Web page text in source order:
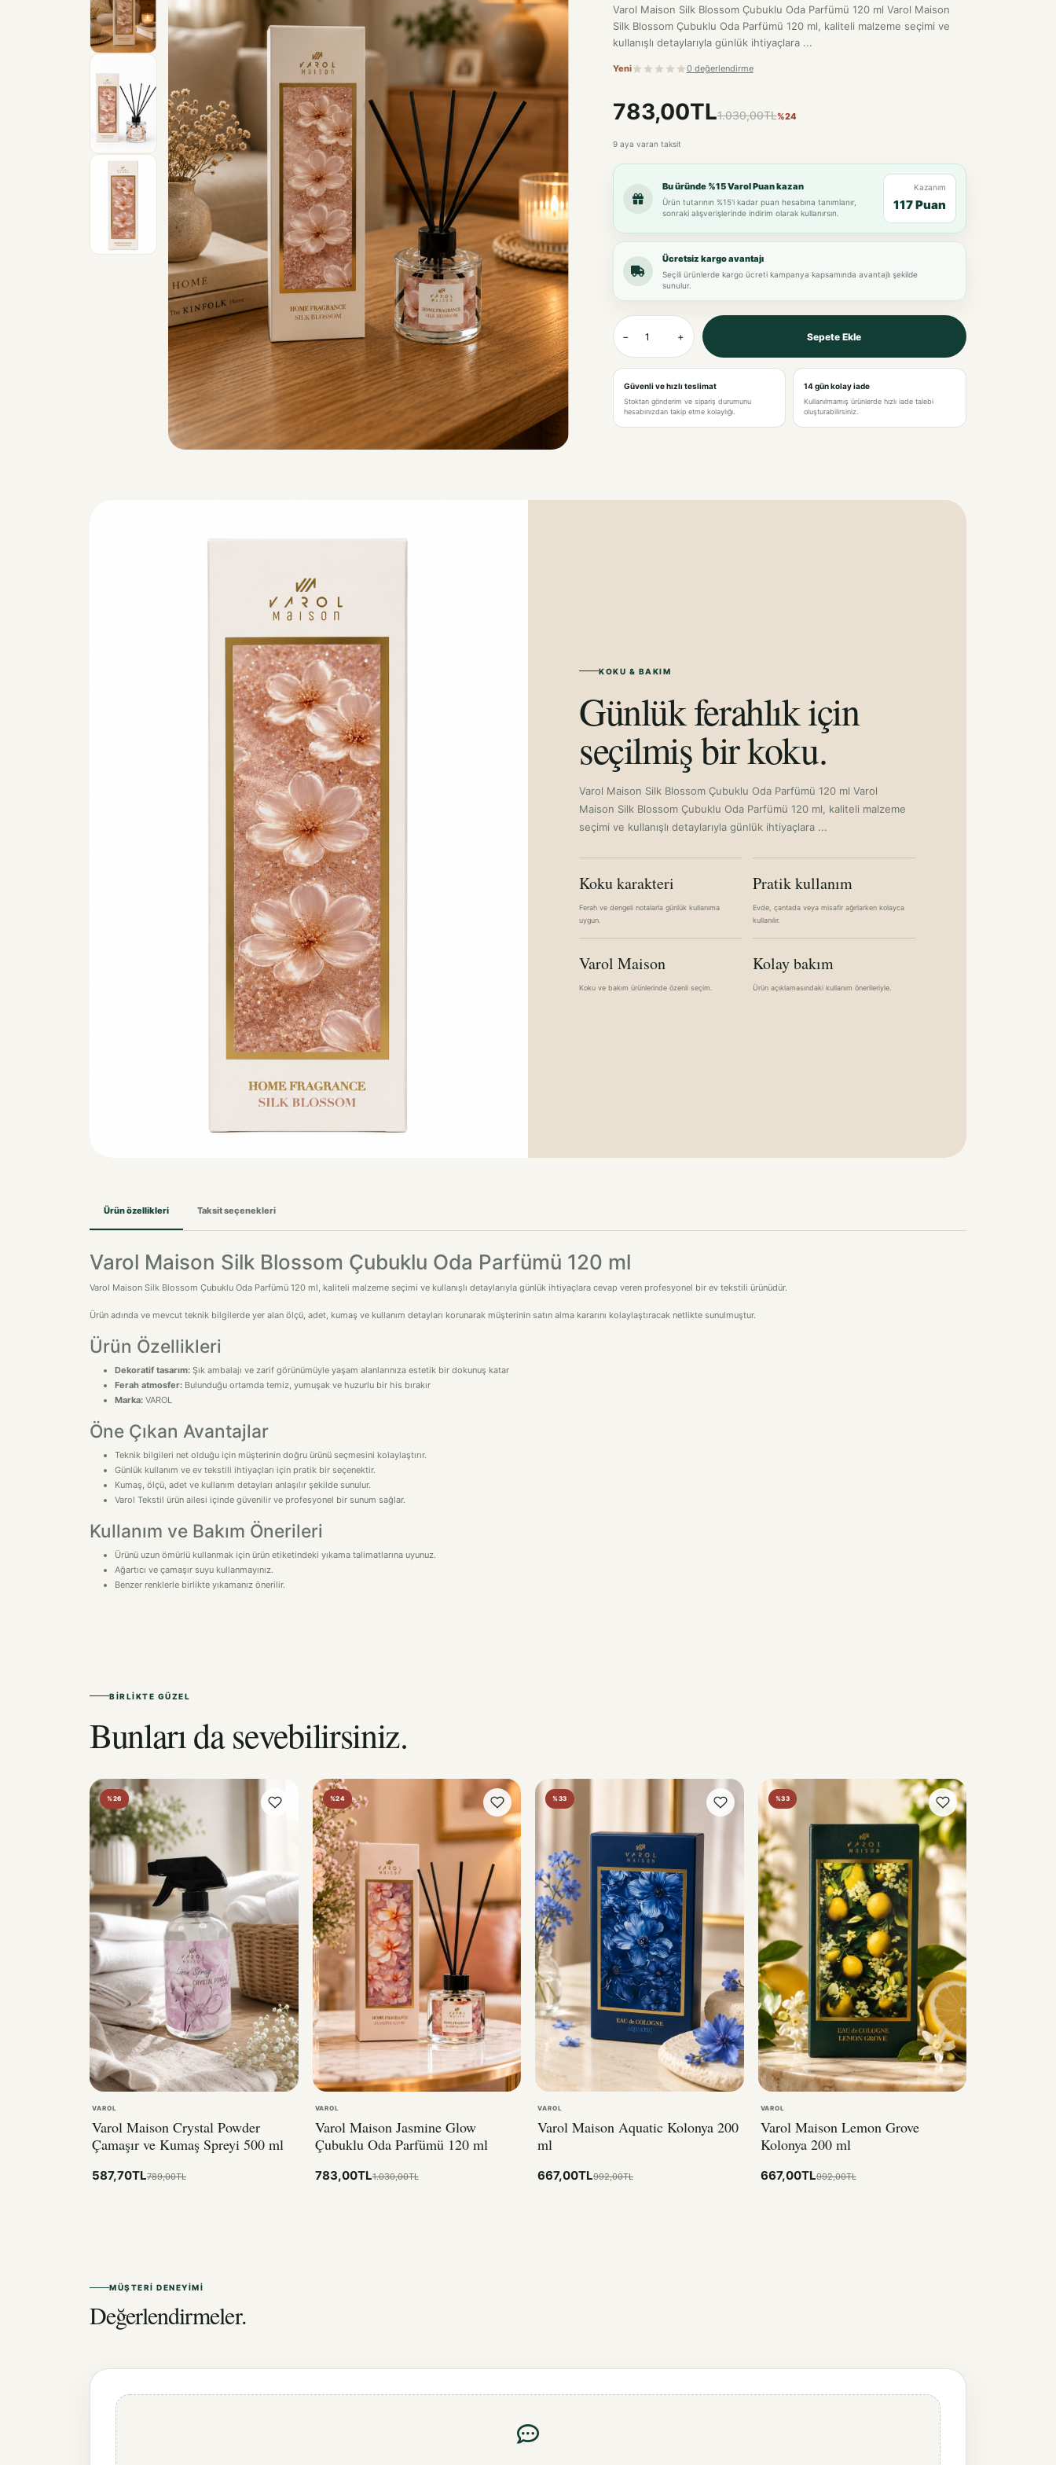
Varol Maison Silk Blossom Çubuklu Oda Parfümü 120 ml Varol Maison
Silk Blossom Çubuklu Oda Parfümü 120 ml, kaliteli malzeme seçimi ve
kullanışlı detaylarıyla günlük ihtiyaçlara ...
Yeni 0 değerlendirme
783,00TL1.030,00TL%24
9 aya varan taksit
Bu üründe %15 Varol Puan kazan
Ürün tutarının %15'i kadar puan hesabına tanımlanır,
sonraki alışverişlerinde indirim olarak kullanırsın.
Kazanım
117 Puan
Ücretsiz kargo avantajı
Seçili ürünlerde kargo ücreti kampanya kapsamında avantajlı şekilde
sunulur.
− + Sepete Ekle
Güvenli ve hızlı teslimat
Stoktan gönderim ve sipariş durumunu
hesabınızdan takip etme kolaylığı.
14 gün kolay iade
Kullanılmamış ürünlerde hızlı iade talebi
oluşturabilirsiniz.
KOKU & BAKIM
Günlük ferahlık için
seçilmiş bir koku.
Varol Maison Silk Blossom Çubuklu Oda Parfümü 120 ml Varol
Maison Silk Blossom Çubuklu Oda Parfümü 120 ml, kaliteli malzeme
seçimi ve kullanışlı detaylarıyla günlük ihtiyaçlara ...
Koku karakteri
Ferah ve dengeli notalarla günlük kullanıma
uygun.
Pratik kullanım
Evde, çantada veya misafir ağırlarken kolayca
kullanılır.
Varol Maison
Koku ve bakım ürünlerinde özenli seçim.
Kolay bakım
Ürün açıklamasındaki kullanım önerileriyle.
Ürün özellikleri Taksit seçenekleri
Varol Maison Silk Blossom Çubuklu Oda Parfümü 120 ml
Varol Maison Silk Blossom Çubuklu Oda Parfümü 120 ml, kaliteli malzeme seçimi ve kullanışlı detaylarıyla günlük ihtiyaçlara cevap veren profesyonel bir ev tekstili ürünüdür.
Ürün adında ve mevcut teknik bilgilerde yer alan ölçü, adet, kumaş ve kullanım detayları korunarak müşterinin satın alma kararını kolaylaştıracak netlikte sunulmuştur.
Ürün Özellikleri
Dekoratif tasarım: Şık ambalajı ve zarif görünümüyle yaşam alanlarınıza estetik bir dokunuş katar
Ferah atmosfer: Bulunduğu ortamda temiz, yumuşak ve huzurlu bir his bırakır
Marka: VAROL
Öne Çıkan Avantajlar
Teknik bilgileri net olduğu için müşterinin doğru ürünü seçmesini kolaylaştırır.
Günlük kullanım ve ev tekstili ihtiyaçları için pratik bir seçenektir.
Kumaş, ölçü, adet ve kullanım detayları anlaşılır şekilde sunulur.
Varol Tekstil ürün ailesi içinde güvenilir ve profesyonel bir sunum sağlar.
Kullanım ve Bakım Önerileri
Ürünü uzun ömürlü kullanmak için ürün etiketindeki yıkama talimatlarına uyunuz.
Ağartıcı ve çamaşır suyu kullanmayınız.
Benzer renklerle birlikte yıkamanız önerilir.
BIRLIKTE GÜZEL
Bunları da sevebilirsiniz.
%26
VAROL
Varol Maison Crystal Powder
Çamaşır ve Kumaş Spreyi 500 ml
587,70TL789,00TL
%24
VAROL
Varol Maison Jasmine Glow
Çubuklu Oda Parfümü 120 ml
783,00TL1.030,00TL
%33
VAROL
Varol Maison Aquatic Kolonya 200
ml
667,00TL992,00TL
%33
VAROL
Varol Maison Lemon Grove
Kolonya 200 ml
667,00TL992,00TL
MÜŞTERI DENEYIMI
Değerlendirmeler.